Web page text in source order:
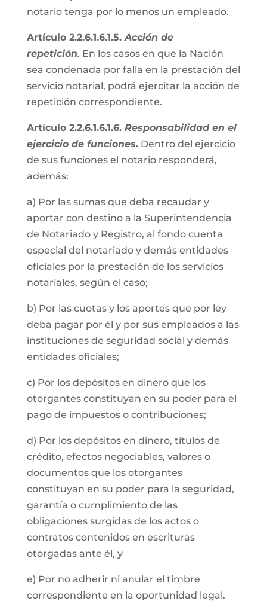
notario tenga por lo menos un empleado.
Artículo 2.2.6.1.6.1.5.Acción de
repetición. En los casos en que la Nación
sea condenada por falla en la prestación del
servicio notarial, podrá ejercitar la acción de
repetición correspondiente.
Artículo 2.2.6.1.6.1.6. Responsabilidad en el
ejercicio de funciones. Dentro del ejercicio
de sus funciones el notario responderá,
además:
a) Por las sumas que deba recaudar y
aportar con destino a la Superintendencia
de Notariado y Registro, al fondo cuenta
especial del notariado y demás entidades
oficiales por la prestación de los servicios
notariales, según el caso;
b) Por las cuotas y los aportes que por ley
deba pagar por él y por sus empleados a las
instituciones de seguridad social y demás
entidades oficiales;
c) Por los depósitos en dinero que los
otorgantes constituyan en su poder para el
pago de impuestos o contribuciones;
d) Por los depósitos en dinero, títulos de
crédito, efectos negociables, valores o
documentos que los otorgantes
constituyan en su poder para la seguridad,
garantía o cumplimiento de las
obligaciones surgidas de los actos o
contratos contenidos en escrituras
otorgadas ante él, y
e) Por no adherir ni anular el timbre
correspondiente en la oportunidad legal.